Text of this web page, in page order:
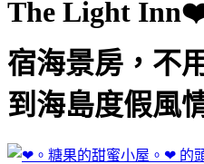
The Light
宿海景房，不
到海島度假風